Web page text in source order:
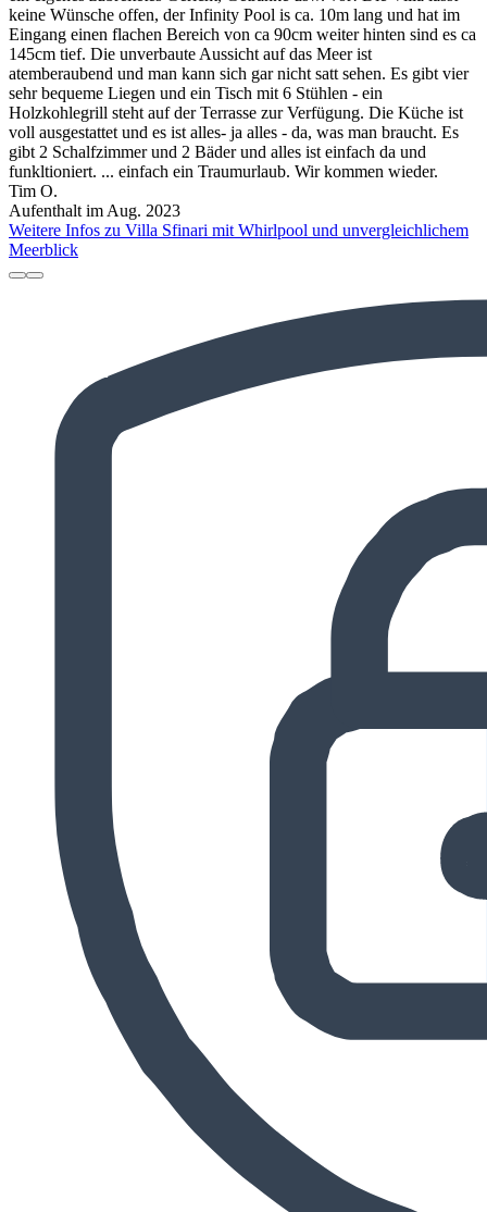
keine Wünsche offen, der Infinity Pool is ca. 10m lang und hat im
Eingang einen flachen Bereich von ca 90cm weiter hinten sind es ca
145cm tief. Die unverbaute Aussicht auf das Meer ist
atemberaubend und man kann sich gar nicht satt sehen. Es gibt vier
sehr bequeme Liegen und ein Tisch mit 6 Stühlen - ein
Holzkohlegrill steht auf der Terrasse zur Verfügung. Die Küche ist
voll ausgestattet und es ist alles- ja alles - da, was man braucht. Es
gibt 2 Schalfzimmer und 2 Bäder und alles ist einfach da und
funkltioniert. ... einfach ein Traumurlaub. Wir kommen wieder.
Tim O.
Aufenthalt im Aug. 2023
Weitere Infos zu Villa Sfinari mit Whirlpool und unvergleichlichem
Meerblick